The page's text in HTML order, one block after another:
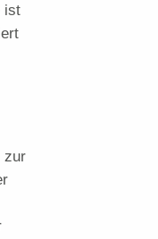
ist
zur